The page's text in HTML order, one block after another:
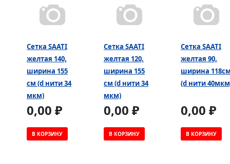
Сетка SAATI
желтая 140,
ширина 155
см (d нити 34
мкм)
0,00 ₽
В КОРЗИНУ
Сетка SAATI
желтая 120,
ширина 155
см (d нити 34
мкм)
0,00 ₽
В КОРЗИНУ
Сетка SAATI
желтая 90,
ширина
(d нити
0,00 ₽
В КОРЗИНУ